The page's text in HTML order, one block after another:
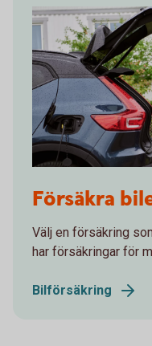
practice
Försäkra
Välj en försäkring
har försäkringar för
Bilförsäkring